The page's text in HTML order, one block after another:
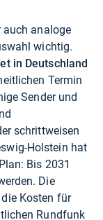
auch analoge
wichtig.
in Deutschland
Termin
Sender und
schrittweisen
Holstein hat
Bis 2031
Die
Kosten für
Rundfunk